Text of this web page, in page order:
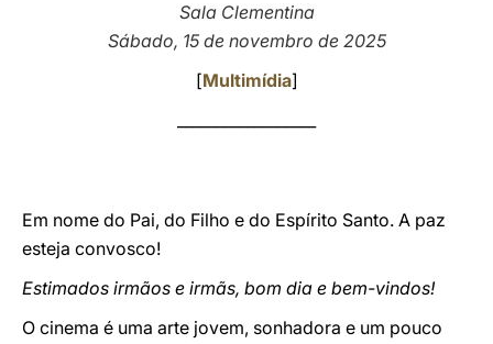
Sala Clementina
Sábado, 15 de novembro de 2025
[Multimídia]
Em nome do Pai, do Filho e do Espírito Santo. A paz
esteja convosco!
Estimados irmãos e irmãs, bom dia e bem-vindos!
O cinema é uma arte jovem, sonhadora e um pouco